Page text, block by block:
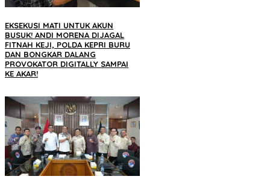
EKSEKUSI MATI UNTUK AKUN
BUSUK! ANDI MORENA DIJAGAL
FITNAH KEJI, POLDA KEPRI BURU
DAN BONGKAR DALANG
PROVOKATOR DIGITALLY SAMPAI
KE AKAR!